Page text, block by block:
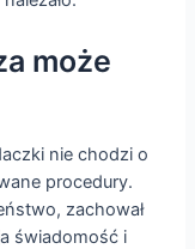
może
nie chodzi o
procedury.
zachował
świadomość i